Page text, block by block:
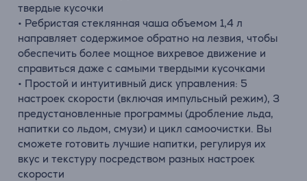
твердые кусочки
• Ребристая стеклянная чаша объемом 1,4 л
направляет содержимое обратно на лезвия, чтобы
обеспечить более мощное вихревое движение и
справиться даже с самыми твердыми кусочками
• Простой и интуитивный диск управления: 5
настроек скорости (включая импульсный режим), 3
предустановленные программы (дробление льда,
напитки со льдом, смузи) и цикл самоочистки. Вы
сможете готовить лучшие напитки, регулируя их
вкус и текстуру посредством разных настроек
скорости